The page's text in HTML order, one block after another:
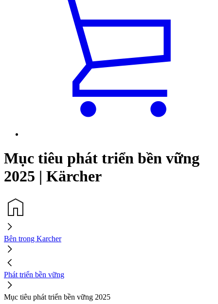
Mục tiêu phát triển bền vững
2025 | Kärcher
Bên trong Karcher
Phát triển bền vững
Mục tiêu phát triển bền vững 2025